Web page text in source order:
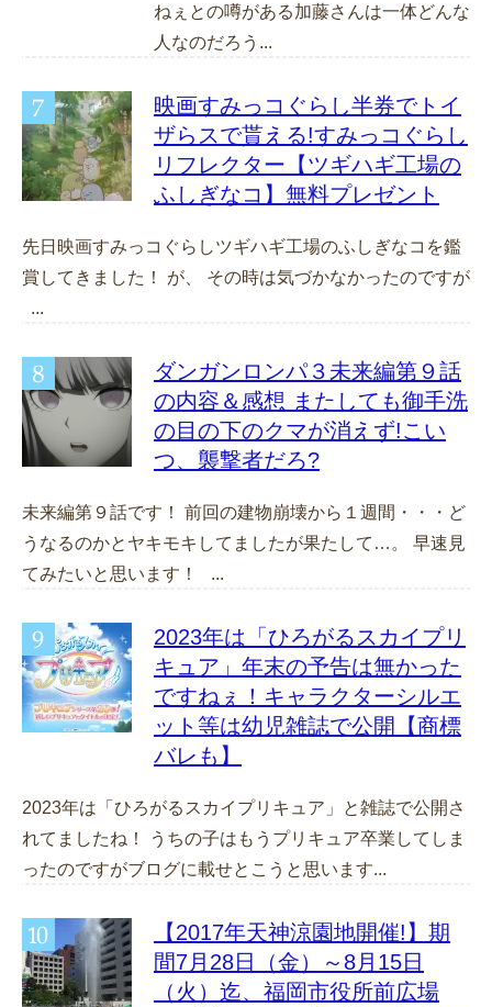
ねぇとの噂がある加藤さんは一体どんな
人なのだろう...
映画すみっコぐらし半券でトイ
ザらスで貰える!すみっコぐらし
リフレクター【ツギハギ工場の
ふしぎなコ】無料プレゼント
先日映画すみっコぐらしツギハギ工場のふしぎなコを鑑
賞してきました！ が、 その時は気づかなかったのですが
...
ダンガンロンパ３未来編第９話
の内容＆感想 またしても御手洗
の目の下のクマが消えず!こい
つ、襲撃者だろ?
未来編第９話です！ 前回の建物崩壊から１週間・・・ど
うなるのかとヤキモキしてましたが果たして…。 早速見
てみたいと思います！ ...
2023年は「ひろがるスカイプリ
キュア」年末の予告は無かった
ですねぇ！キャラクターシルエ
ット等は幼児雑誌で公開【商標
バレも】
2023年は「ひろがるスカイプリキュア」と雑誌で公開さ
れてましたね！ うちの子はもうプリキュア卒業してしま
ったのですがブログに載せとこうと思います...
【2017年天神涼園地開催!】期
間7月28日（金）～8月15日
（火）迄、福岡市役所前広場